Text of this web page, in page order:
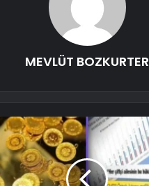
MEVLÜT BOZKURTER